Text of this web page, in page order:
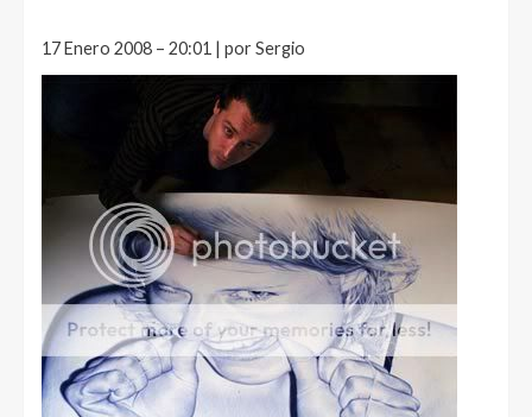
17 Enero 2008 – 20:01 | por Sergio